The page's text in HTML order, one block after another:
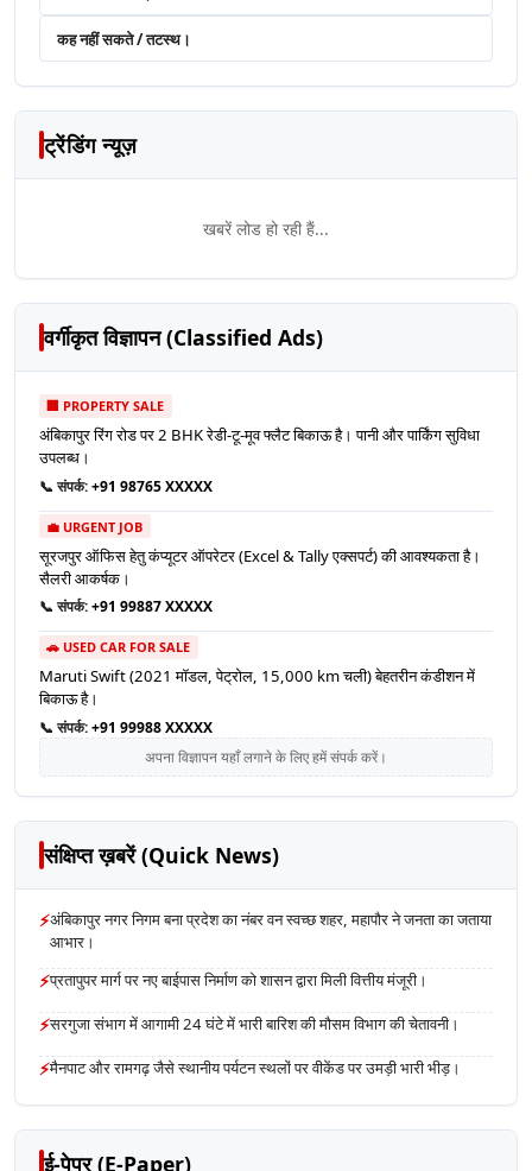
कह नहीं सकते / तटस्थ।
ट्रेंडिंग न्यूज़
खबरें लोड हो रही हैं...
वर्गीकृत विज्ञापन (Classified Ads)
🏢 PROPERTY SALE
अंबिकापुर रिंग रोड पर 2 BHK रेडी-टू-मूव फ्लैट बिकाऊ है। पानी और पार्किंग सुविधा
उपलब्ध।
📞 संपर्क:+91 98765 XXXXX
💼 URGENT JOB
सूरजपुर ऑफिस हेतु कंप्यूटर ऑपरेटर (Excel & Tally एक्सपर्ट) की आवश्यकता है।
सैलरी आकर्षक।
📞 संपर्क:+91 99887 XXXXX
🚗 USED CAR FOR SALE
Maruti Swift (2021 मॉडल, पेट्रोल, 15,000 km चली) बेहतरीन कंडीशन में
बिकाऊ है।
📞 संपर्क:+91 99988 XXXXX
अपना विज्ञापन यहाँ लगाने के लिए हमें संपर्क करें।
संक्षिप्त ख़बरें (Quick News)
⚡अंबिकापुर नगर निगम बना प्रदेश का नंबर वन स्वच्छ शहर, महापौर ने जनता का जताया
आभार।
⚡प्रतापुपर मार्ग पर नए बाईपास निर्माण को शासन द्वारा मिली वित्तीय मंजूरी।
⚡सरगुजा संभाग में आगामी 24 घंटे में भारी बारिश की मौसम विभाग की चेतावनी।
⚡मैनपाट और रामगढ़ जैसे स्थानीय पर्यटन स्थलों पर वीकेंड पर उमड़ी भारी भीड़।
ई-पेपर (E-Paper)